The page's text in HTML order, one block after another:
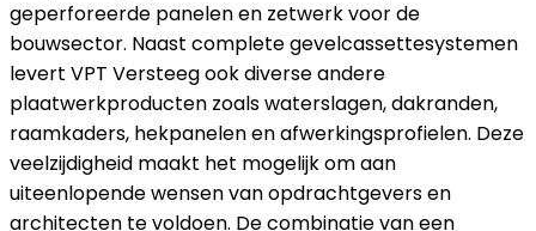
geperforeerde panelen en zetwerk voor de
bouwsector. Naast complete gevelcassettesystemen
levert VPT Versteeg ook diverse andere
plaatwerkproducten zoals waterslagen, dakranden,
raamkaders, hekpanelen en afwerkingsprofielen. Deze
veelzijdigheid maakt het mogelijk om aan
uiteenlopende wensen van opdrachtgevers en
architecten te voldoen. De combinatie van een